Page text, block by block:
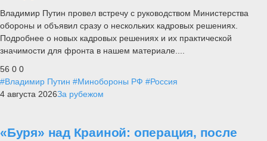
Владимир Путин провел встречу с руководством Министерства
обороны и объявил сразу о нескольких кадровых решениях.
Подробнее о новых кадровых решениях и их практической
значимости для фронта в нашем материале....
56 0 0
#Владимир Путин #Минобороны РФ #Россия
4 августа 2026За рубежом
«Буря» над Краиной: операция, после